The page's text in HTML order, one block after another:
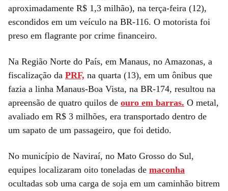
aproximadamente R$ 1,3 milhão), na terça-feira (12),
escondidos em um veículo na BR-116. O motorista foi
preso em flagrante por crime financeiro.
Na Região Norte do País, em Manaus, no Amazonas, a
fiscalização da PRF, na quarta (13), em um ônibus que
fazia a linha Manaus-Boa Vista, na BR-174, resultou na
apreensão de quatro quilos de ouro em barras. O metal,
avaliado em R$ 3 milhões, era transportado dentro de
um sapato de um passageiro, que foi detido.
No município de Naviraí, no Mato Grosso do Sul,
equipes localizaram oito toneladas de maconha
ocultadas sob uma carga de soja em um caminhão bitrem